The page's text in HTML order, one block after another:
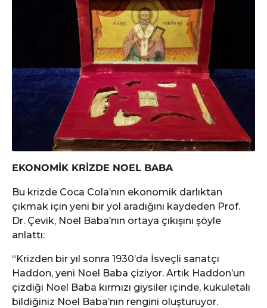
EKONOMİK KRİZDE NOEL BABA
Bu krizde Coca Cola’nın ekonomik darlıktan
çıkmak için yeni bir yol aradığını kaydeden Prof.
Dr. Çevik, Noel Baba’nın ortaya çıkışını şöyle
anlattı:
“Krizden bir yıl sonra 1930’da İsveçli sanatçı
Haddon, yeni Noel Baba çiziyor. Artık Haddon’un
çizdiği Noel Baba kırmızı giysiler içinde, kukuletalı
bildiğiniz Noel Baba’nın rengini oluşturuyor.